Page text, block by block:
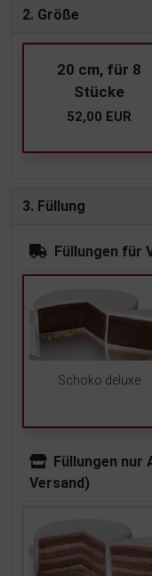
2. Größe
20 cm, für 8
Stücke
52,00 EUR
3. Füllung
Füllungen für
Schoko deluxe
Füllungen nur
Versand)